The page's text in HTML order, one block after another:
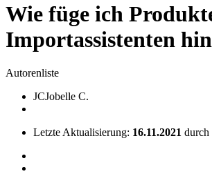
Wie füge ich
Importassistenten
Autorenliste
JCJobelle C.
Letzte Aktualisierung: 16.11.2021 durch